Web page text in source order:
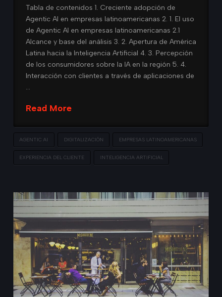
Tabla de contenidos 1. Creciente adopción de
Agentic AI en empresas latinoamericanas 2. 1. El uso
de Agentic AI en empresas latinoamericanas 2.1
Alcance y base del análisis 3. 2. Apertura de América
Latina hacia la Inteligencia Artificial 4. 3. Percepción
de los consumidores sobre la IA en la región 5. 4.
Interacción con clientes a través de aplicaciones de
…
Read More
AGENTIC AI DIGITALIZACIÓN EMPRESAS LATINOAMERICANAS
EXPERIENCIA DEL CLIENTE INTELIGENCIA ARTIFICIAL